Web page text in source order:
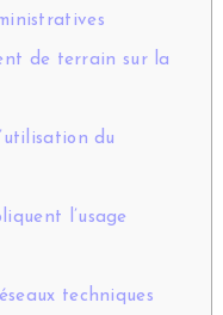
de terrain sur la
du
l’usage
techniques